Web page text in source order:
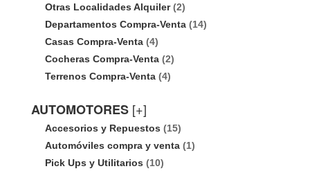
Otras Localidades Alquiler(2)
Departamentos Compra-Venta (14)
Casas Compra-Venta (4)
Cocheras Compra-Venta (2)
Terrenos Compra-Venta (4)
AUTOMOTORES [+]
Accesorios y Repuestos (15)
Automóviles compra y venta (1)
Pick Ups y Utilitarios (10)